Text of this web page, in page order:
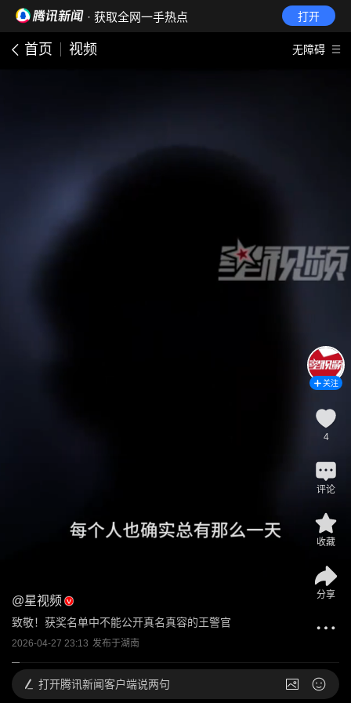
· 获取全网一手热点 打开
首页 视频 无障碍
@星视频
致敬！获奖名单中不能公开真名真容的王警官
2026-04-27 23:13 发布于湖南
关注
4
评论
收藏
分享
打开腾讯新闻客户端说两句